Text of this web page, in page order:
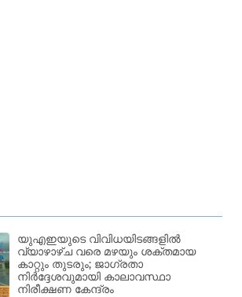
യുഎഇയുടെ വിവിധയിടങ്ങളിൽ
വ്യാഴാഴ്ച വരെ മഴയും ശക്തമായ
കാറ്റും തുടരും; ജാഗ്രതാ
നിർദ്ദേശവുമായി കാലാവസ്ഥാ
നിരീക്ഷണ കേന്ദ്രം